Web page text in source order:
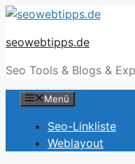
Zum
springen
seowebtipps.de
Seo Tools & Blogs &
Menü
Seo-Linkliste
Weblayout